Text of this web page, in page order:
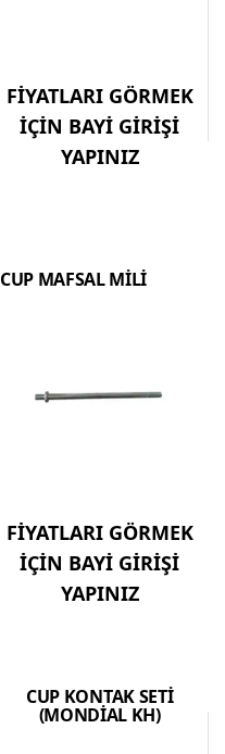
FİYATLARI GÖRMEK
İÇİN BAYİ GİRİŞİ
YAPINIZ
CUP MAFSAL MİLİ
FİYATLARI GÖRMEK
İÇİN BAYİ GİRİŞİ
YAPINIZ
CUP KONTAK SETİ
(MONDİAL KH)